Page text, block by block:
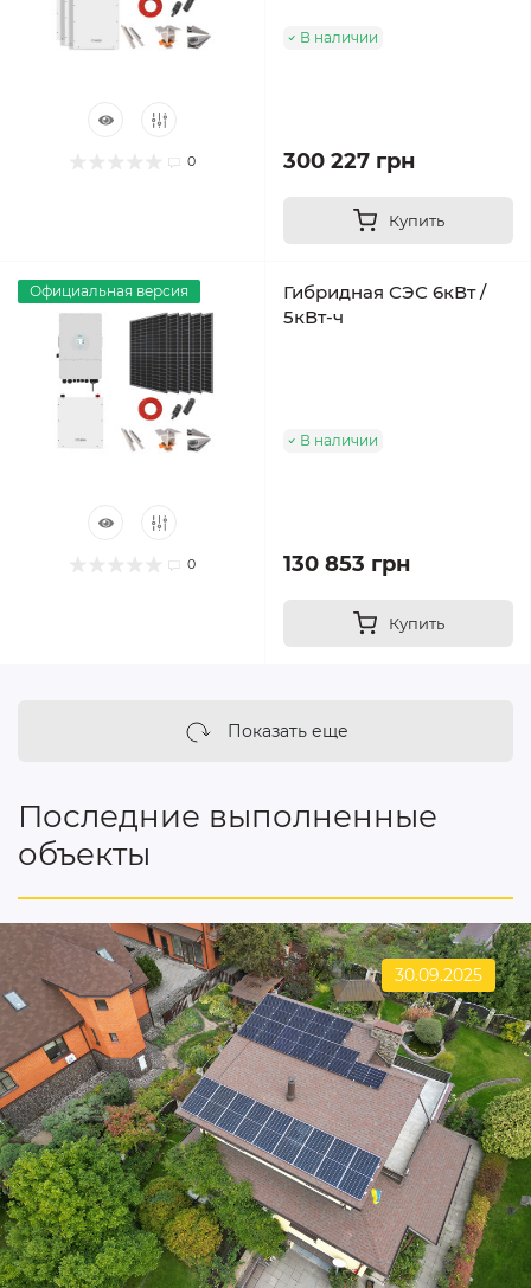
0
В наличии
300 227 грн
Купить
Официальная версия
0
Гибридная СЭС 6кВт /
5кВт-ч
В наличии
130 853 грн
Купить
Показать еще
Последние выполненные
объекты
30.09.2025